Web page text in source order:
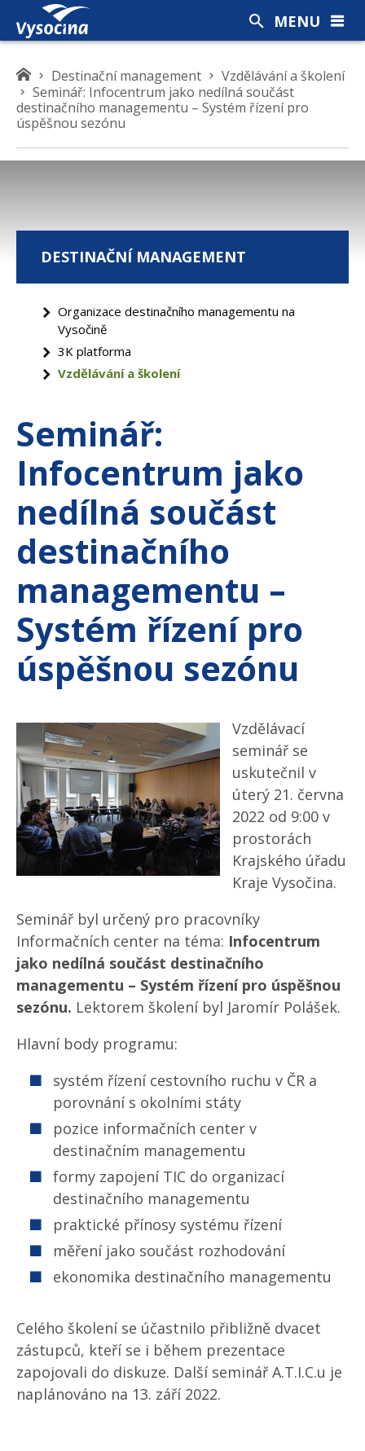
K
d
e
s
e
h
Destinační management
Vzdělávání a školení
Seminář: Infocentrum jako nedílná součást
destinačního managementu – Systém řízení pro
úspěšnou sezónu
Seminář:
Infocentrum jako
nedílná součást
destinačního
managementu –
Systém řízení pro
úspěšnou sezónu
Vzdělávací
seminář se
uskutečnil v
úterý 21. června
2022 od 9:00 v
prostorách
Krajského úřadu
Kraje Vysočina.
Seminář byl určený pro pracovníky
Informačních center na téma: Infocentrum
jako nedílná součást destinačního
managementu – Systém řízení pro úspěšnou
sezónu. Lektorem školení byl Jaromír Polášek.
Hlavní body programu:
systém řízení cestovního ruchu v ČR a
porovnání s okolními státy
pozice informačních center v
destinačním managementu
formy zapojení TIC do organizací
destinačního managementu
praktické přínosy systému řízení
měření jako součást rozhodování
ekonomika destinačního managementu
Celého školení se účastnilo přibližně dvacet
zástupců, kteří se i během prezentace
zapojovali do diskuze. Další seminář A.T.I.C.u je
naplánováno na 13. září 2022.
DESTINAČNÍ MANAGEMENT
Organizace destinačního managementu na
Vysočině
3K platforma
Vzdělávání a školení
MENU